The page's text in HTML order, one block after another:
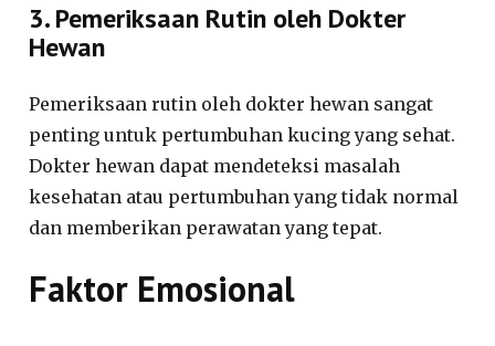
3. Pemeriksaan Rutin oleh Dokter
Hewan
Pemeriksaan rutin oleh dokter hewan sangat
penting untuk pertumbuhan kucing yang sehat.
Dokter hewan dapat mendeteksi masalah
kesehatan atau pertumbuhan yang tidak normal
dan memberikan perawatan yang tepat.
Faktor Emosional